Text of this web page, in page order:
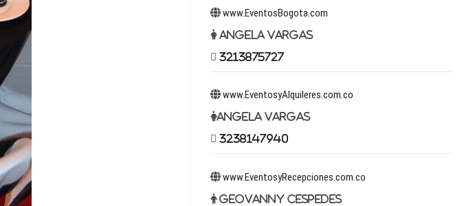
www.EventosBogota.com
Angela Vargas
3213875727
www.EventosyAlquileres.com.co
Angela Vargas
3238147940
www.EventosyRecepciones.com.co
Geovanny Cespedes